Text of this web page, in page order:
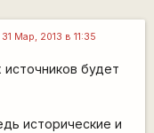
31 Мар, 2013 в 11:35
источников будет
исторические и